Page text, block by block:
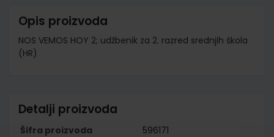
Opis proizvoda
NOS VEMOS HOY 2; udžbenik za 2. razred srednjih škola
(HR)
Detalji proizvoda
Šifra proizvoda
596171